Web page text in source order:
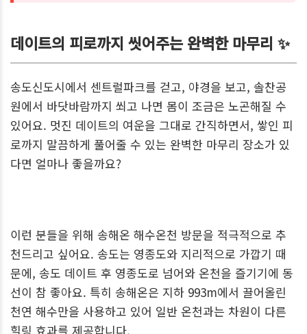
데이트의 피로까지 씻어주는 완벽한 마무리 ✨
송도신도시에서 센트럴파크를 걷고, 야경을 보고, 솔찬공
원에서 바닷바람까지 쐬고 나면 몸이 조금은 노곤해질 수
있어요. 멋진 데이트의 여운을 그대로 간직하면서, 쌓인 피
로까지 말끔하게 풀어줄 수 있는 완벽한 마무리 장소가 있
다면 얼마나 좋을까요?
이런 분들을 위해 송해온 해수온천 방문을 적극적으로 추
천드리고 싶어요. 송도는 영종도와 지리적으로 가깝기 때
문에, 송도 데이트 후 영종도로 넘어와 온천을 즐기기에 동
선이 참 좋아요. 특히 송해온은 지하 993m에서 끌어올린
천연 해수만을 사용하고 있어 일반 온천과는 차원이 다른
힐링 효과를 제공합니다.